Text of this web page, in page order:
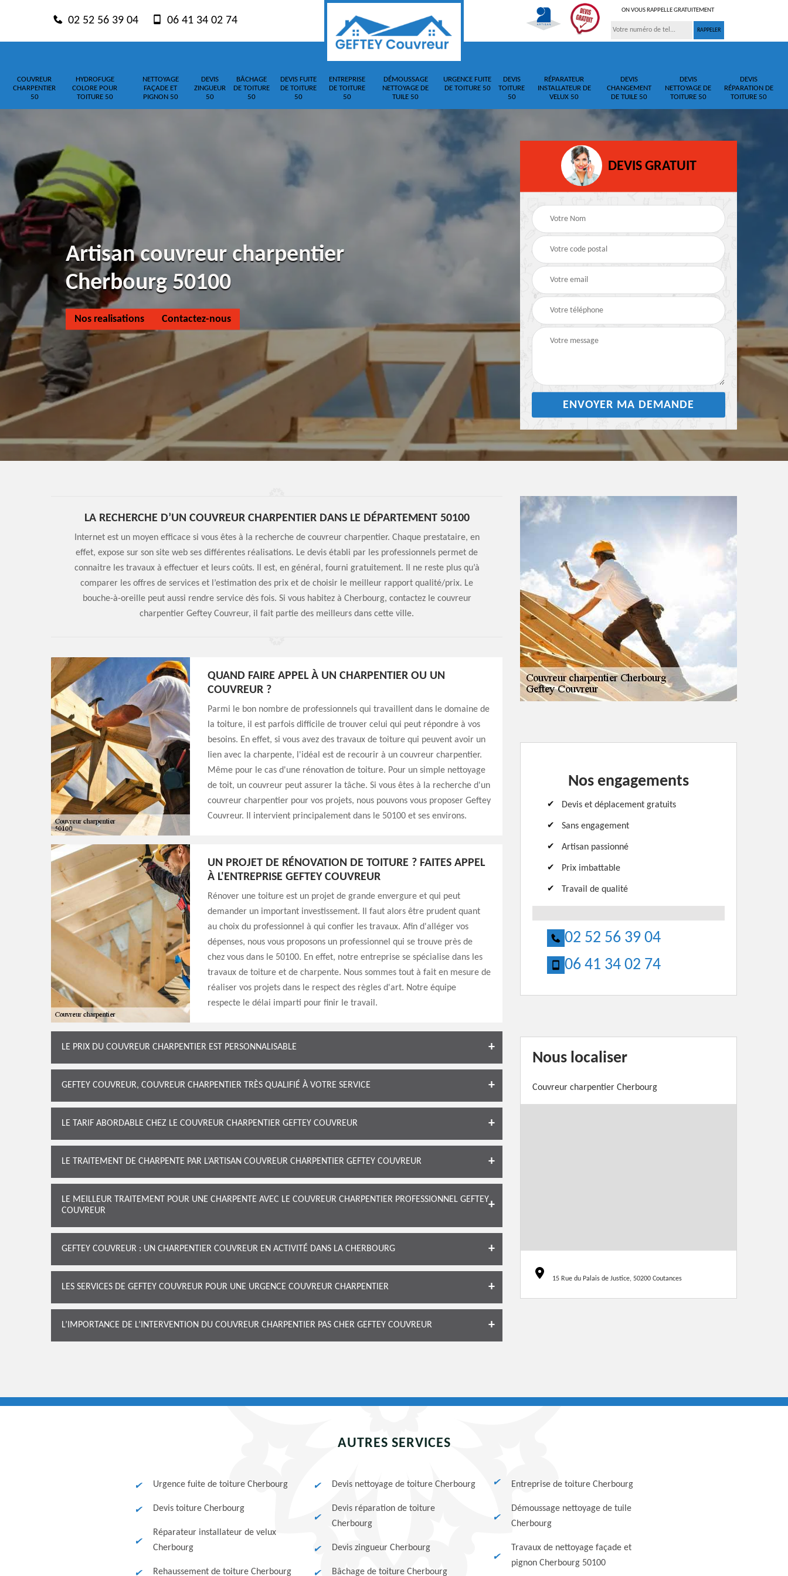
02 52 56 39 04 06 41 34 02 74
ON VOUS RAPPELLE GRATUITEMENT
COUVREUR
CHARPENTIER
50
HYDROFUGE
COLORE POUR
TOITURE 50
NETTOYAGE
FAÇADE ET
PIGNON 50
DEVIS
ZINGUEUR
50
BÂCHAGE
DE TOITURE
50
DEVIS FUITE
DE TOITURE
50
ENTREPRISE
DE TOITURE
50
DÉMOUSSAGE
NETTOYAGE DE
TUILE 50
URGENCE FUITE
DE TOITURE 50
DEVIS
TOITURE
50
RÉPARATEUR
INSTALLATEUR DE
VELUX 50
DEVIS
CHANGEMENT
DE TUILE 50
DEVIS
NETTOYAGE DE
TOITURE 50
DEVIS
RÉPARATION DE
TOITURE 50
Artisan couvreur charpentier
Cherbourg 50100
Nos realisations Contactez-nous
DEVIS GRATUIT
LA RECHERCHE D’UN COUVREUR CHARPENTIER DANS LE DÉPARTEMENT 50100
Internet est un moyen efficace si vous êtes à la recherche de couvreur charpentier. Chaque prestataire, en
effet, expose sur son site web ses différentes réalisations. Le devis établi par les professionnels permet de
connaitre les travaux à effectuer et leurs coûts. Il est, en général, fourni gratuitement. Il ne reste plus qu’à
comparer les offres de services et l’estimation des prix et de choisir le meilleur rapport qualité/prix. Le
bouche-à-oreille peut aussi rendre service dès fois. Si vous habitez à Cherbourg, contactez le couvreur
charpentier Geftey Couvreur, il fait partie des meilleurs dans cette ville.
QUAND FAIRE APPEL À UN CHARPENTIER OU UN
COUVREUR ?
Parmi le bon nombre de professionnels qui travaillent dans le domaine de
la toiture, il est parfois difficile de trouver celui qui peut répondre à vos
besoins. En effet, si vous avez des travaux de toiture qui peuvent avoir un
lien avec la charpente, l'idéal est de recourir à un couvreur charpentier.
Même pour le cas d'une rénovation de toiture. Pour un simple nettoyage
de toit, un couvreur peut assurer la tâche. Si vous êtes à la recherche d'un
couvreur charpentier pour vos projets, nous pouvons vous proposer Geftey
Couvreur. Il intervient principalement dans le 50100 et ses environs.
UN PROJET DE RÉNOVATION DE TOITURE ? FAITES APPEL
À L'ENTREPRISE GEFTEY COUVREUR
Rénover une toiture est un projet de grande envergure et qui peut
demander un important investissement. Il faut alors être prudent quant
au choix du professionnel à qui confier les travaux. Afin d'alléger vos
dépenses, nous vous proposons un professionnel qui se trouve près de
chez vous dans le 50100. En effet, notre entreprise se spécialise dans les
travaux de toiture et de charpente. Nous sommes tout à fait en mesure de
réaliser vos projets dans le respect des règles d'art. Notre équipe
respecte le délai imparti pour finir le travail.
LE PRIX DU COUVREUR CHARPENTIER EST PERSONNALISABLE
GEFTEY COUVREUR, COUVREUR CHARPENTIER TRÈS QUALIFIÉ À VOTRE SERVICE
LE TARIF ABORDABLE CHEZ LE COUVREUR CHARPENTIER GEFTEY COUVREUR
LE TRAITEMENT DE CHARPENTE PAR L’ARTISAN COUVREUR CHARPENTIER GEFTEY COUVREUR
LE MEILLEUR TRAITEMENT POUR UNE CHARPENTE AVEC LE COUVREUR CHARPENTIER PROFESSIONNEL GEFTEY
COUVREUR
GEFTEY COUVREUR : UN CHARPENTIER COUVREUR EN ACTIVITÉ DANS LA CHERBOURG
LES SERVICES DE GEFTEY COUVREUR POUR UNE URGENCE COUVREUR CHARPENTIER
L’IMPORTANCE DE L’INTERVENTION DU COUVREUR CHARPENTIER PAS CHER GEFTEY COUVREUR
Nos engagements
Devis et déplacement gratuits
Sans engagement
Artisan passionné
Prix imbattable
Travail de qualité
02 52 56 39 04
06 41 34 02 74
Nous localiser
Couvreur charpentier Cherbourg
15 Rue du Palais de Justice, 50200 Coutances
AUTRES SERVICES
Urgence fuite de toiture Cherbourg
Devis toiture Cherbourg
Réparateur installateur de velux
Cherbourg
Rehaussement de toiture Cherbourg
Devis nettoyage de toiture Cherbourg
Devis réparation de toiture
Cherbourg
Devis zingueur Cherbourg
Bâchage de toiture Cherbourg
Entreprise de toiture Cherbourg
Démoussage nettoyage de tuile
Cherbourg
Travaux de nettoyage façade et
pignon Cherbourg 50100